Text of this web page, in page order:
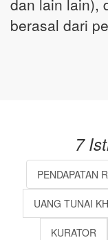
dan lain lain),
berasal dari
7
PENDAPATAN
UANG TUNAI
KURATOR